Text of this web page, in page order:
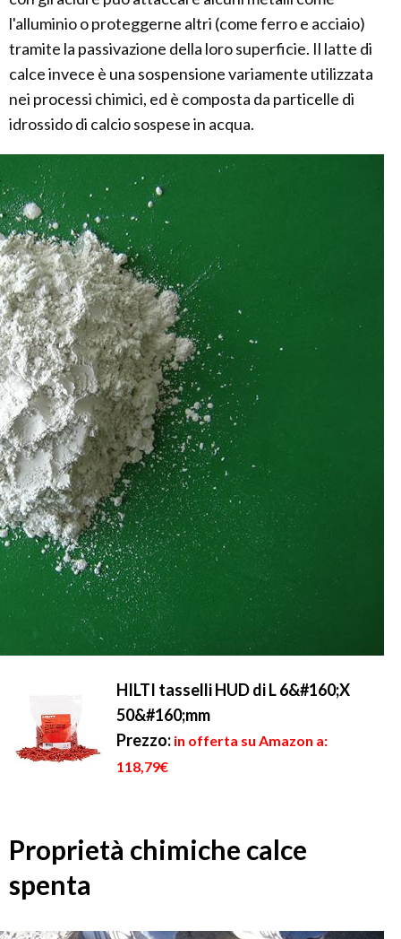
l'alluminio o proteggerne altri (come ferro e acciaio)
tramite la passivazione della loro superficie. Il latte di
calce invece è una sospensione variamente utilizzata
nei processi chimici, ed è composta da particelle di
idrossido di calcio sospese in acqua.
HILTI tasselli HUD di L 6&#160;X
50&#160;mm
Prezzo: in offerta su Amazon a:
118,79€
Proprietà chimiche calce
spenta